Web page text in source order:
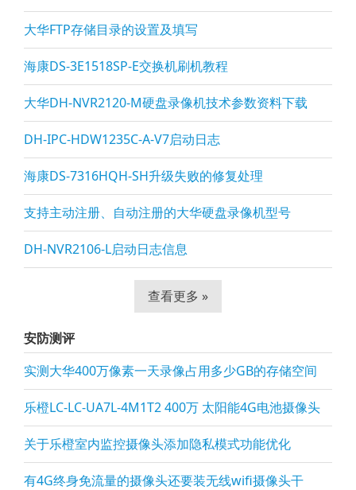
大华FTP存储目录的设置及填写
海康DS-3E1518SP-E交换机刷机教程
大华DH-NVR2120-M硬盘录像机技术参数资料下载
DH-IPC-HDW1235C-A-V7启动日志
海康DS-7316HQH-SH升级失败的修复处理
支持主动注册、自动注册的大华硬盘录像机型号
DH-NVR2106-L启动日志信息
查看更多 »
安防测评
实测大华400万像素一天录像占用多少GB的存储空间
乐橙LC-LC-UA7L-4M1T2 400万 太阳能4G电池摄像头
关于乐橙室内监控摄像头添加隐私模式功能优化
有4G终身免流量的摄像头还要装无线wifi摄像头干